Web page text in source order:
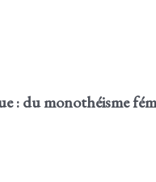
: du monothéisme